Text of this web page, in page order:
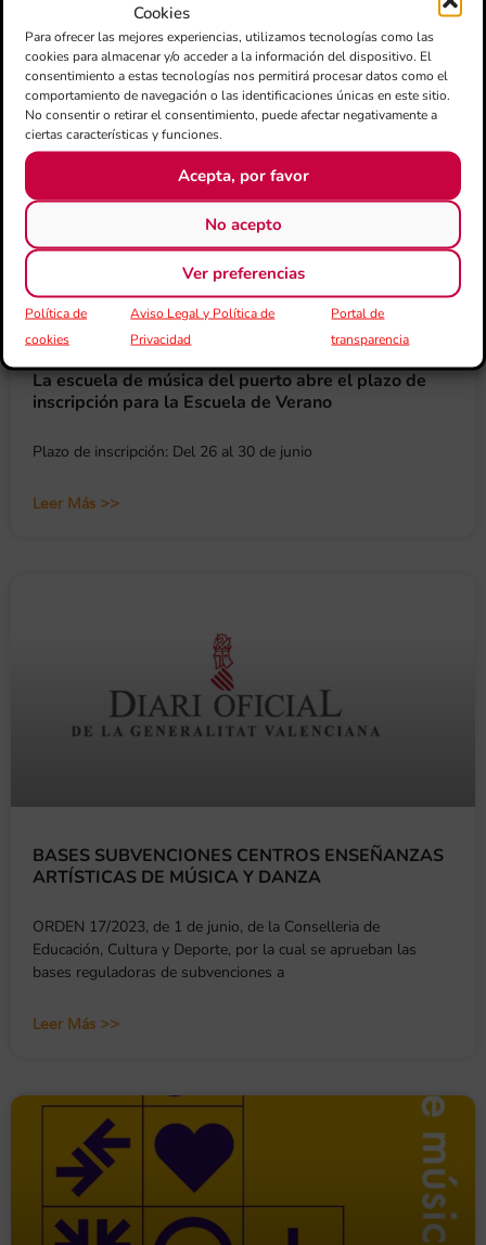
Cookies
Para ofrecer las mejores experiencias, utilizamos tecnologías como las
cookies para almacenar y/o acceder a la información del dispositivo. El
consentimiento a estas tecnologías nos permitirá procesar datos como el
comportamiento de navegación o las identificaciones únicas en este sitio.
No consentir o retirar el consentimiento, puede afectar negativamente a
ciertas características y funciones.
Acepta, por favor
No acepto
Ver preferencias
Política de
cookies
Aviso Legal y Política de
Privacidad
Portal de
transparencia
Leer Más >>
La escuela de música del puerto abre el plazo de
inscripción para la Escuela de Verano
Plazo de inscripción: Del 26 al 30 de junio
Leer Más >>
BASES SUBVENCIONES CENTROS ENSEÑANZAS
ARTÍSTICAS DE MÚSICA Y DANZA
ORDEN 17/2023, de 1 de junio, de la Conselleria de
Educación, Cultura y Deporte, por la cual se aprueban las
bases reguladoras de subvenciones a
Leer Más >>